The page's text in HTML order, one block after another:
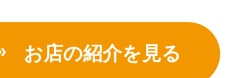
お店の紹介を見る